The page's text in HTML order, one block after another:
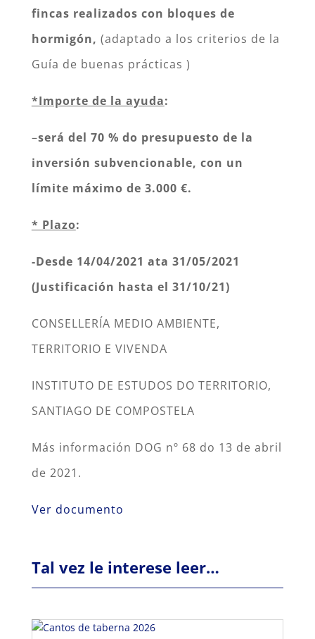
fincas realizados con bloques de
hormigón, (adaptado a los criterios de la
Guía de buenas prácticas )
*Importe de la ayuda:
–será del 70 % do presupuesto de la
inversión subvencionable, con un
límite máximo de 3.000 €.
* Plazo:
-Desde 14/04/2021 ata 31/05/2021
(Justificación hasta el 31/10/21)
CONSELLERÍA MEDIO AMBIENTE,
TERRITORIO E VIVENDA
INSTITUTO DE ESTUDOS DO TERRITORIO,
SANTIAGO DE COMPOSTELA
Más información DOG nº 68 do 13 de abril
de 2021.
Ver documento
Tal vez le interese leer…